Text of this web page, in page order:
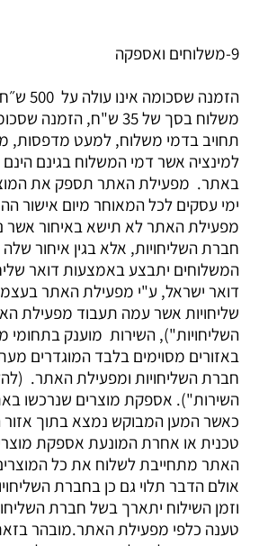
9-משלוחים ואספקה
הזמנה
תחויב בדמי משלוח, למעט מדפסות,
למינציה אשר דמי המשלוח בגינם הינם
ימי עסקים לכל המאוחר מיום אישור
מפעילת האתר לא תישא באיחור אשר
חברת השליחויות, אלא בגין איחור
המשלוחים יתבצע באמצעות דואר
דואר ישראל, ע"י מפעילת האתר
השליחויות"), השירות מוענק בתחומי
באזורים מסוימים בלבד המוגדרים
חברת השליחויות ומפעילת האתר.
השירות"). אספקת מוצרים שנרכשו
כאשר המען המבוקש נמצא בתוך אזור
טכנית או אחרת המונעת אספקת
האתר מתחייבת לשלוח את כל
אולם הדבר תלוי גם כן בחברת
וזמן השילוח יתארך בשל חברת
טענה כלפי מפעילת האתר.מובהר